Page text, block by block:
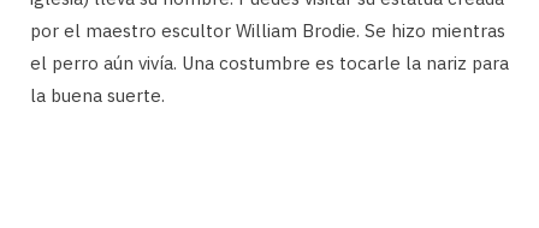
por el maestro escultor William Brodie. Se hizo mientras
el perro aún vivía. Una costumbre es tocarle la nariz para
la buena suerte.